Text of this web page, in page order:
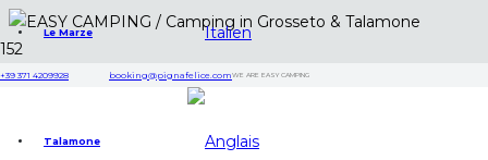
+39 371 4209928 booking@pignafelice.comWE ARE EASY CAMPING
Le Marze
Talamone